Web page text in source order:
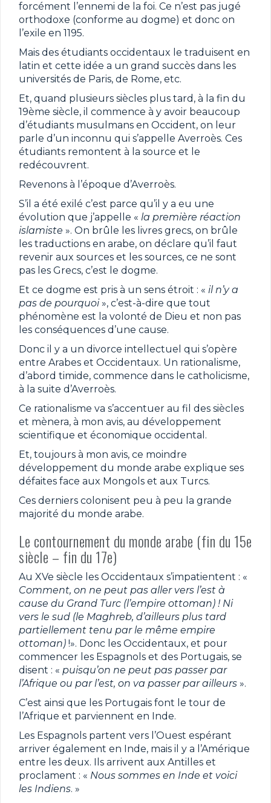
forcément l’ennemi de la foi. Ce n’est pas jugé
orthodoxe (conforme au dogme) et donc on
l’exile en 1195.
Mais des étudiants occidentaux le traduisent en
latin et cette idée a un grand succès dans les
universités de Paris, de Rome, etc.
Et, quand plusieurs siècles plus tard, à la fin du
19ème siècle, il commence à y avoir beaucoup
d’étudiants musulmans en Occident, on leur
parle d’un inconnu qui s’appelle Averroès. Ces
étudiants remontent à la source et le
redécouvrent.
Revenons à l’époque d’Averroès.
S’il a été exilé c’est parce qu’il y a eu une
évolution que j’appelle « la première réaction
islamiste ». On brûle les livres grecs, on brûle
les traductions en arabe, on déclare qu’il faut
revenir aux sources et les sources, ce ne sont
pas les Grecs, c’est le dogme.
Et ce dogme est pris à un sens étroit : « il n’y a
pas de pourquoi», c’est-à-dire que tout
phénomène est la volonté de Dieu et non pas
les conséquences d’une cause.
Donc il y a un divorce intellectuel qui s’opère
entre Arabes et Occidentaux. Un rationalisme,
d’abord timide, commence dans le catholicisme,
à la suite d’Averroès.
Ce rationalisme va s’accentuer au fil des siècles
et mènera, à mon avis, au développement
scientifique et économique occidental.
Et, toujours à mon avis, ce moindre
développement du monde arabe explique ses
défaites face aux Mongols et aux Turcs.
Ces derniers colonisent peu à peu la grande
majorité du monde arabe.
Le contournement du monde arabe (fin du 15e
siècle – fin du 17e)
Au XVe siècle les Occidentaux s’impatientent : «
Comment, on ne peut pas aller vers l’est à
cause du Grand Turc (l’empire ottoman) ! Ni
vers le sud (le Maghreb, d’ailleurs plus tard
partiellement tenu par le même empire
ottoman) !». Donc les Occidentaux, et pour
commencer les Espagnols et des Portugais, se
disent : « puisqu’on ne peut pas passer par
l’Afrique ou par l’est, on va passer par ailleurs ».
C’est ainsi que les Portugais font le tour de
l’Afrique et parviennent en Inde.
Les Espagnols partent vers l’Ouest espérant
arriver également en Inde, mais il y a l’Amérique
entre les deux. Ils arrivent aux Antilles et
proclament : « Nous sommes en Inde et voici
les Indiens. »